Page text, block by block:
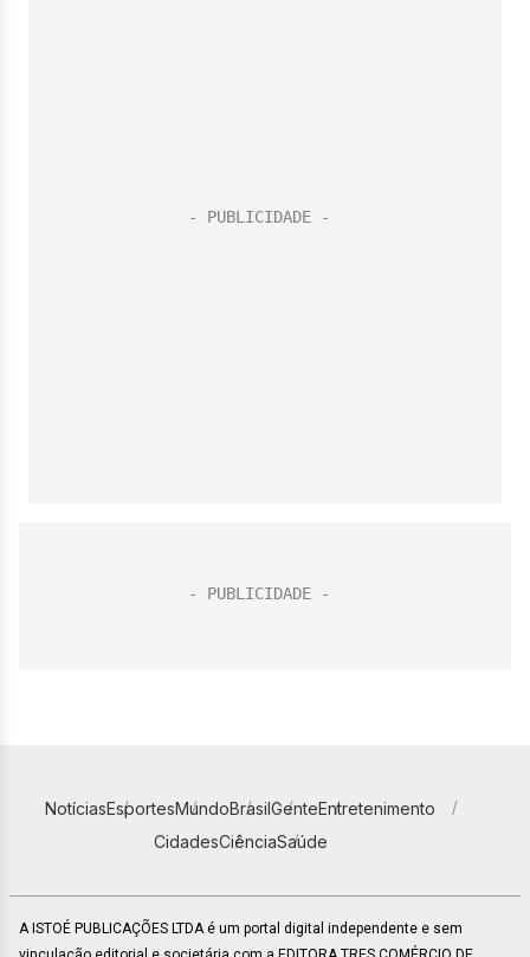
NotíciasEsportesMundoBrasilGenteEntretenimento
CidadesCiênciaSaúde
A ISTOÉ PUBLICAÇÕES LTDA é um portal digital independente e sem